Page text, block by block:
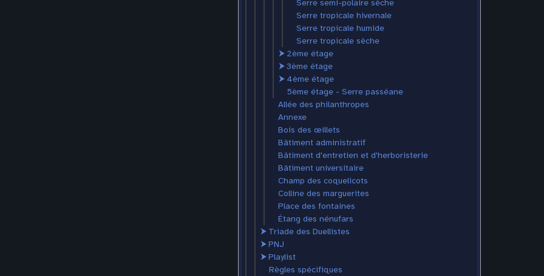
Serre semi-polaire sèche
Serre tropicale hivernale
Serre tropicale humide
Serre tropicale sèche
⮞ 2ème étage
⮞3ème étage
⮞ 4ème étage
5ème étage - Serre passéane
Allée des philanthropes
Annexe
Bois des œillets
Bâtiment administratif
Bâtiment d'entretien et d'herboristerie
Bâtiment universitaire
Champ des coquelicots
Colline des marguerites
Place des fontaines
Étang des nénufars
⮞ Triade des Duellistes
⮞PNJ
⮞Playlist
Règles spécifiques